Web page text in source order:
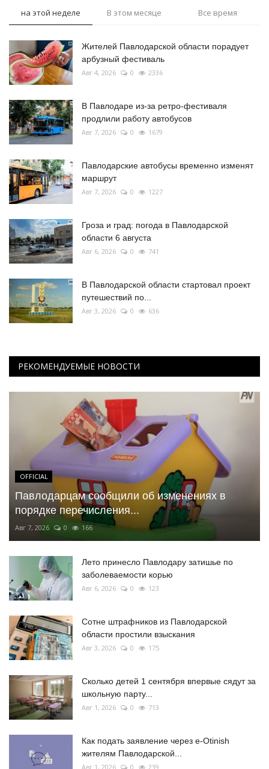
на этой неделе В этом месяце Все время
Жителей Павлодарской области порадует
арбузный фестиваль
Авг 4, 2026 0 2336
В Павлодаре из-за ретро-фестиваля
продлили работу автобусов
Авг 7, 2026 0 1679
Павлодарские автобусы временно изменят
маршрут
Авг 7, 2026 0 1227
Гроза и град: погода в Павлодарской
области 6 августа
Авг 6, 2026 0 741
В Павлодарской области стартовал проект
путешествий по...
Авг 3, 2026 0 636
РЕКОМЕНДУЕМЫЕ НОВОСТИ
OFFICIAL
Павлодарцам сообщили об изменениях в
порядке перечисления...
Авг 7, 2026 0 166
Лето принесло Павлодару затишье по
заболеваемости корью
Авг 6, 2026 0 123
Сотне штрафников из Павлодарской
области простили взыскания
Авг 3, 2026 0 175
Сколько детей 1 сентября впервые сядут за
школьную парту...
Авг 1, 2026 0 713
Как подать заявление через e-Otinish
жителям Павлодарской...
Авг 1, 2026 0 239